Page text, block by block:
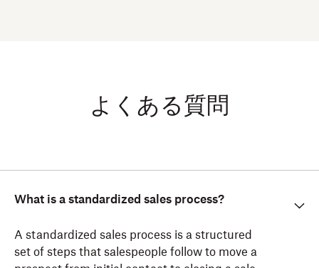
よくある質問
What is a standardized sales process?
A standardized sales process is a structured
set of steps that salespeople follow to move a